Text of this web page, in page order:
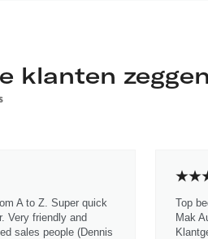
klanten zeggen
A to Z. Super quick
Very friendly and
sales people (Dennis
Top
Mak